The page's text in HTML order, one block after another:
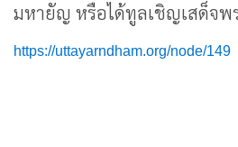
มหายัญ หรือได้ทูลเชิญเสด็จพ
https://uttayarndham.org/node/149